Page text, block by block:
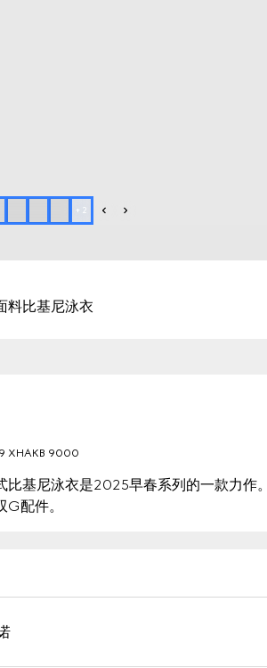
+ 2
料比基尼泳衣
XHAKB 9000
比基尼泳衣是2025早春系列的一款力作
G配件。